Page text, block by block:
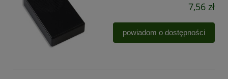
7,56 zł
powiadom o dostępności